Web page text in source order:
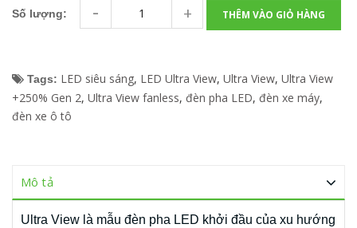
Số lượng: - + THÊM VÀO GIỎ HÀNG
Tags: LED siêu sáng, LED Ultra View, Ultra View, Ultra View
+250% Gen 2, Ultra View fanless, đèn pha LED, đèn xe máy,
đèn xe ô tô
Mô tả
Ultra View là mẫu đèn pha LED khởi đầu của xu hướng